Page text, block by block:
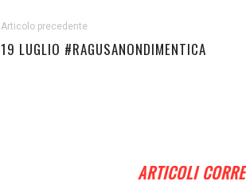
Articolo precedente
19 LUGLIO #RAGUSANONDIMENTICA
ARTICOLI